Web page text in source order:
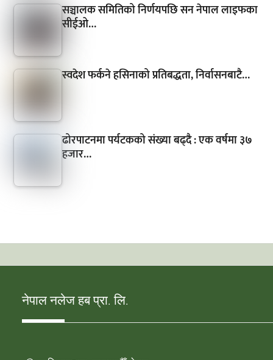
सञ्चालक समितिको निर्णयपछि सन नेपाल लाइफका
सीईओ…
स्वदेश फर्कने हसिनाको प्रतिबद्धता, निर्वासनबाटै…
ढोरपाटनमा पर्यटकको संख्या बढ्दै : एक वर्षमा ३७
हजार…
नेपाल नलेज हब प्रा. लि.